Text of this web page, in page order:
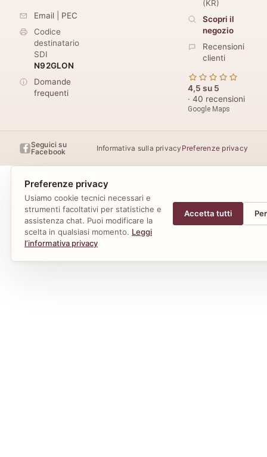
Email
PEC
Codice
destinatario
SDI
N92GLON
Domande
frequenti
(KR)
Scopri il
negozio
Recensioni
clienti
4,5 su 5
· 40 recensioni
Google Maps
Seguici su
Facebook
Informativa sulla privacy Preferenze privacy
Preferenze privacy
Usiamo cookie tecnici necessari e
strumenti facoltativi per statistiche e
assistenza chat. Puoi modificare la
scelta in qualsiasi momento. Leggi
l’informativa privacy
Accetta tutti